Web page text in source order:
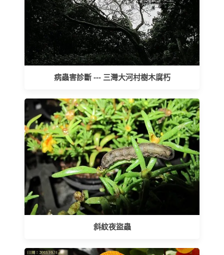
病蟲害診斷 --- 三灣大河村樹木腐朽
斜紋夜盜蟲